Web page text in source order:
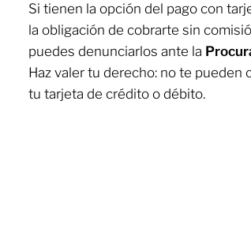
Si tienen la opción del pago con
la obligación de cobrarte sin
puedes denunciarlos ante la
Haz valer tu derecho: no te pueden
tu tarjeta de crédito o débito.